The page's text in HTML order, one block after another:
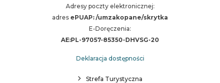
Adresy poczty elektronicznej:
adres ePUAP: /umzakopane/skrytka
E-Doręczenia:
AE:PL-97057-85350-DHVSG-20
Deklaracja dostępności
Strefa Turystyczna